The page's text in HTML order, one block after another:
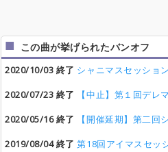
この曲が挙げられたバンオフ
2020/10/03 終了 シャニマスセッション
2020/07/23 終了
【中止】第１回デレ
2020/05/16 終了
【開催延期】第二回
2019/08/04 終了 第18回アイマスセッ